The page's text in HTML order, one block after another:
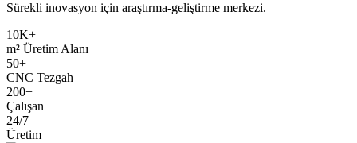
Sürekli inovasyon için araştırma-geliştirme merkezi.
10K+
m² Üretim Alanı
50+
CNC Tezgah
200+
Çalışan
24/7
Üretim